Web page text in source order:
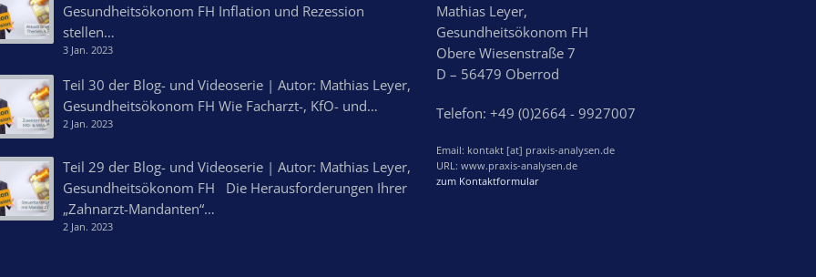
Gesundheitsökonom FH Inflation und Rezession
stellen…
3 Jan. 2023
Teil 30 der Blog- und Videoserie | Autor: Mathias Leyer,
Gesundheitsökonom FH Wie Facharzt-, KfO- und…
2 Jan. 2023
Teil 29 der Blog- und Videoserie | Autor: Mathias Leyer,
Gesundheitsökonom FH Die Herausforderungen Ihrer
„Zahnarzt-Mandanten“…
2 Jan. 2023
Mathias Leyer,
Gesundheitsökonom FH
Obere Wiesenstraße 7
D – 56479 Oberrod
Telefon: +49 (0)2664 - 9927007
Email: kontakt [at] praxis-analysen.de
URL: www.praxis-analysen.de
zum Kontaktformular